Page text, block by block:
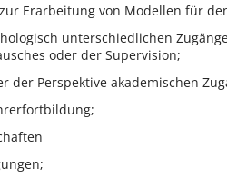
Erarbeitung von Modellen für
unterschiedlichen
oder der Supervision;
der Perspektive akademischen